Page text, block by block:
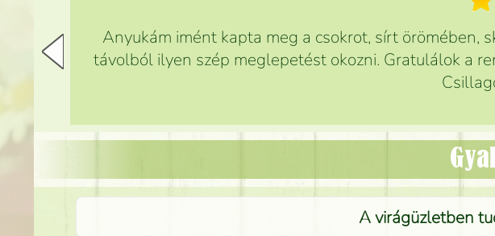
Anyukám imént kapta meg a csokrot, sírt örömében,
távolból ilyen szép meglepetést okozni. Gratulálok a
A virágüzletben